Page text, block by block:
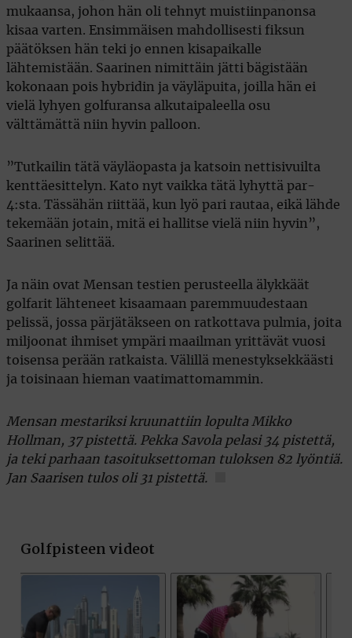
mukaansa, johon hän oli tehnyt muistiinpanonsa
kisaa varten. Ensimmäisen mahdollisesti fiksun
päätöksen hän teki jo ennen kisapaikalle
lähtemistään. Saarinen nimittäin jätti bägistään
kokonaan pois hybridin ja väyläpuita, joilla hän ei
vielä lyhyen golfuransa alkutaipaleella osu
välttämättä niin hyvin palloon.
”Tutkailin tätä väyläopasta ja katsoin nettisivuilta
kenttäesittelyn. Kato nyt vaikka tätä lyhyttä par-
4:sta. Tässähän riittää, kun lyö pari rautaa, eikä lähde
tekemään jotain, mitä ei hallitse vielä niin hyvin”,
Saarinen selittää.
Ja näin ovat Mensan testien perusteella älykkäät
golfarit lähteneet kisaamaan paremmuudestaan
pelissä, jossa pärjätäkseen on ratkottava pulmia, joita
miljoonat ihmiset ympäri maailman yrittävät vuosi
toisensa perään ratkaista. Välillä menestyksekkäästi
ja toisinaan hieman vaatimattomammin.
Mensan mestariksi kruunattiin lopulta Mikko
Hollman, 37 pistettä. Pekka Savola pelasi 34 pistettä,
ja teki parhaan tasoituksettoman tuloksen 82 lyöntiä.
Jan Saarisen tulos oli 31 pistettä.